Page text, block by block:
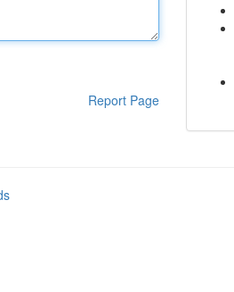
Report Page